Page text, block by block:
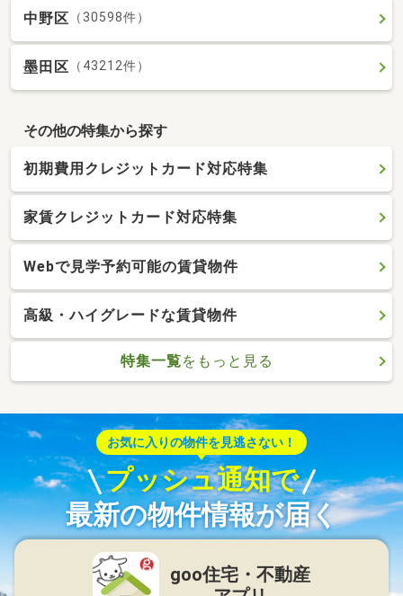
中野区 （30598件）
墨田区 （43212件）
その他の特集から探す
初期費用クレジットカード対応特集
家賃クレジットカード対応特集
Webで見学予約可能の賃貸物件
高級・ハイグレードな賃貸物件
特集一覧をもっと見る
お気に入りの物件を見逃さない！
プッシュ通知で
最新の物件情報が届く
goo住宅・不動産